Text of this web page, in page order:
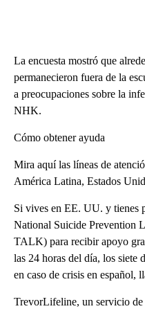
La encuesta mostró que
permanecieron fuera de la
a preocupaciones sobre la
NHK.
Cómo obtener ayuda
Mira aquí las líneas de
América Latina, Estados
Si vives en EE. UU. y tienes
National Suicide Prevention
TALK) para recibir apoyo
las 24 horas del día, los siete
en caso de crisis en español,
TrevorLifeline, un servicio de